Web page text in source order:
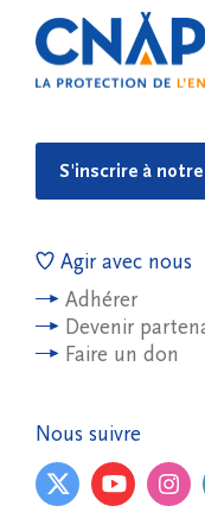
S'inscrire à
Agir avec nous
Adhérer
Devenir
Faire un don
Nous suivre